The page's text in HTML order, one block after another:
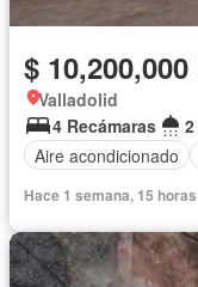
$ 10,200,000
Valladolid
4 Recámaras
Aire acondicionado
Hace 1 semana, 15